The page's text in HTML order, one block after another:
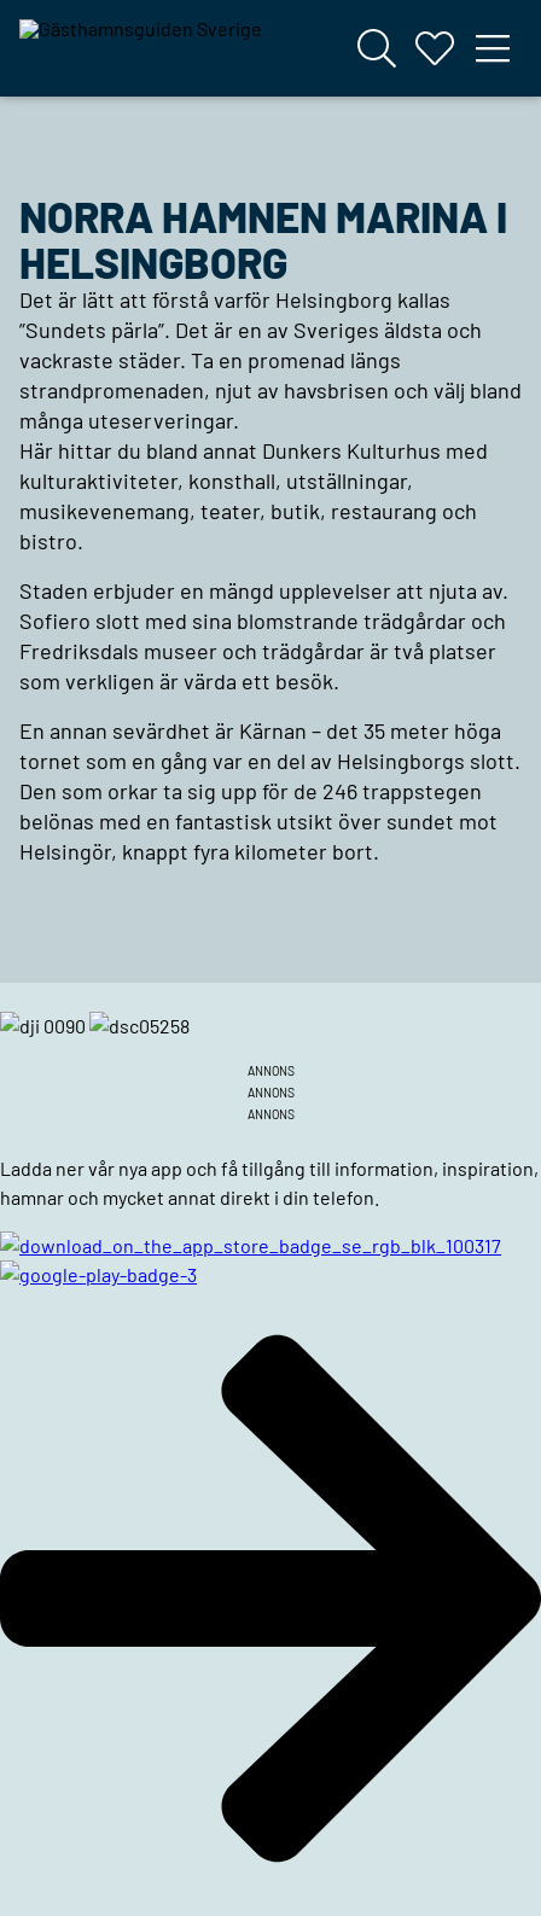
NORRA HAMNEN MARINA I
HELSINGBORG
Det är lätt att förstå varför Helsingborg kallas
”Sundets pärla”. Det är en av Sveriges äldsta och
vackraste städer. Ta en promenad längs
strandpromenaden, njut av havsbrisen och välj bland
många uteserveringar.
Här hittar du bland annat Dunkers Kulturhus med
kulturaktiviteter, konsthall, utställningar,
musikevenemang, teater, butik, restaurang och
bistro.
Staden erbjuder en mängd upplevelser att njuta av.
Sofiero slott med sina blomstrande trädgårdar och
Fredriksdals museer och trädgårdar är två platser
som verkligen är värda ett besök.
En annan sevärdhet är Kärnan – det 35 meter höga
tornet som en gång var en del av Helsingborgs slott.
Den som orkar ta sig upp för de 246 trappstegen
belönas med en fantastisk utsikt över sundet mot
Helsingör, knappt fyra kilometer bort.
ANNONS
ANNONS
ANNONS
Ladda ner vår nya app och få tillgång till information, inspiration,
hamnar och mycket annat direkt i din telefon.